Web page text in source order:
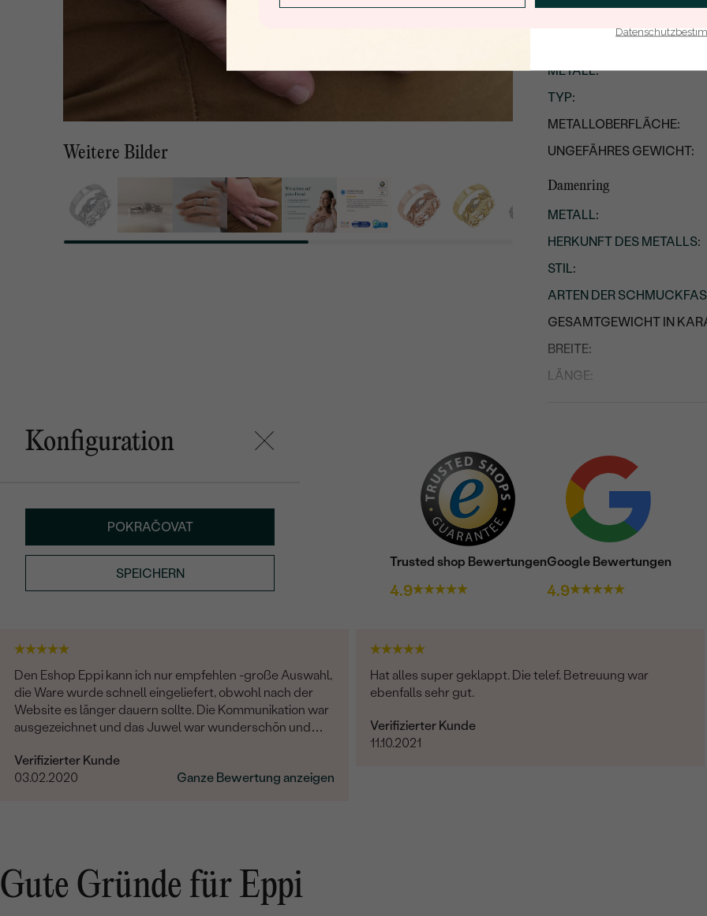
Weitere Bilder
METALL:
TYP:
METALLOBERFLÄCHE:
UNGEFÄHRES GEWICHT:
Damenring
METALL:
HERKUNFT DES METALLS:
STIL:
ARTEN DER
GESAMTGEWICHT IN
BREITE:
LÄNGE:
ANZAHL:
KARATGEWICHT:
ABMESSUNGEN:
REINHEIT:
FARBE:
FORM:
Konfiguration
POKRAČOVAT
SPEICHERN
Trusted shop Bewertungen
4.9
Google Bewertungen
4.9
Den Eshop Eppi kann ich nur empfehlen -große Auswahl,
die Ware wurde schnell eingeliefert, obwohl nach der
Website es länger dauern sollte. Die Kommunikation war
ausgezeichnet und das Juwel war wunderschön und
Verifizierter Kunde
03.02.2020
Ganze Bewertung anzeigen
Hat alles super geklappt. Die telef. Betreuung war
ebenfalls sehr gut.
Verifizierter Kunde
11.10.2021
Gute Gründe für Eppi
E-Mail-Adresse je bei uns in